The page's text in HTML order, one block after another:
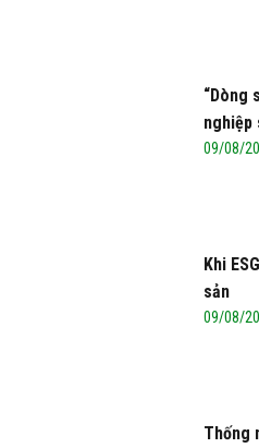
“Dòng
nghiệp
09/08/
Khi
sản
09/08/
Thống